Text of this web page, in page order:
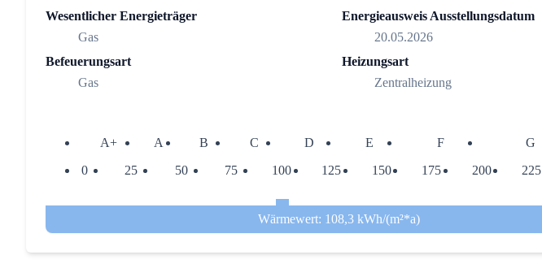
Wesentlicher Energieträger
Gas
Energieausweis Ausstellungsdatum
20.05.2026
Befeuerungsart
Gas
Heizungsart
Zentralheizung
A+ A B C D E F G
0
25 50 75 100 125 150 175 200 225
Wärmewert: 108,3 kWh/(m²*a)